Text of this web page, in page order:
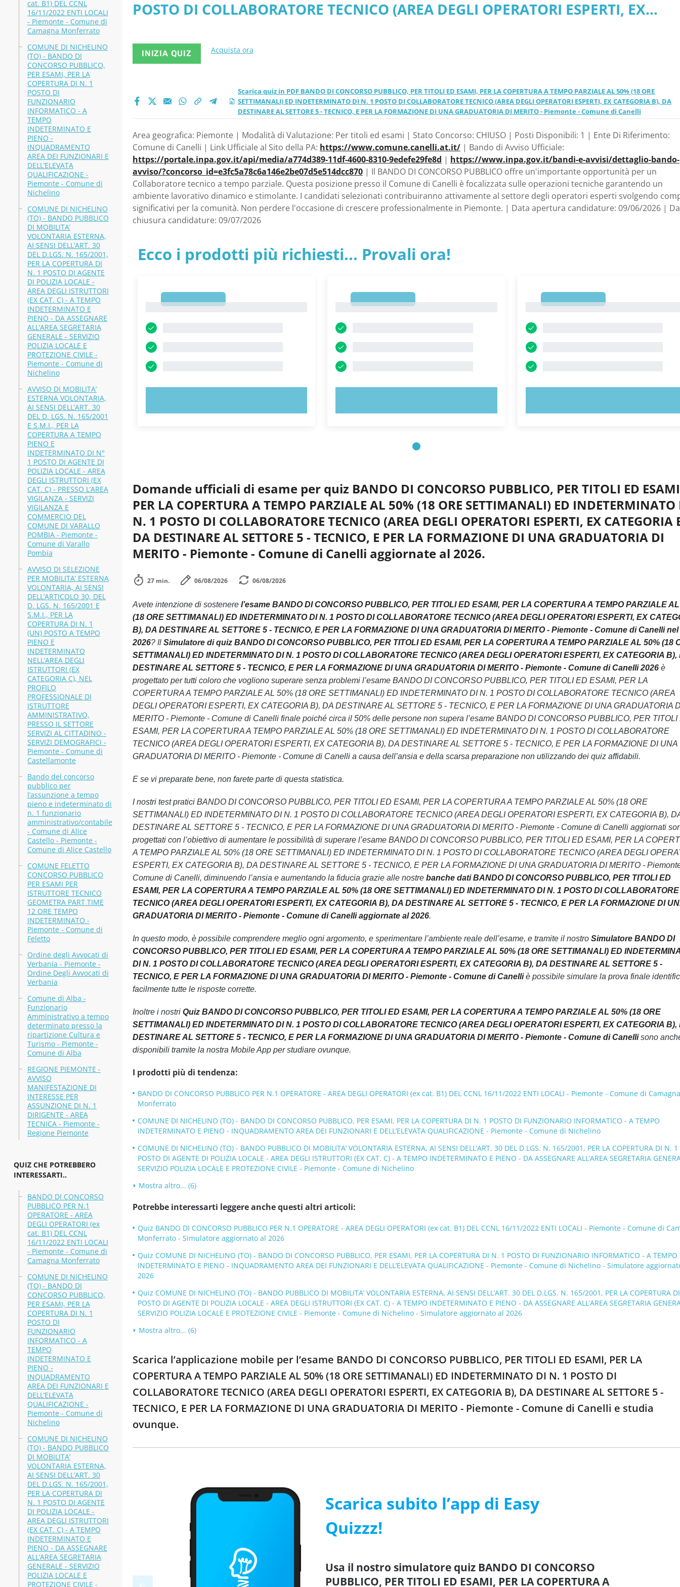
cat. B1) DEL CCNL
16/11/2022 ENTI LOCALI
- Piemonte - Comune di
Camagna Monferrato
COMUNE DI NICHELINO
(TO) - BANDO DI
CONCORSO PUBBLICO,
PER ESAMI, PER LA
COPERTURA DI N. 1
POSTO DI
FUNZIONARIO
INFORMATICO - A
TEMPO
INDETERMINATO E
PIENO -
INQUADRAMENTO
AREA DEI FUNZIONARI E
DELL’ELEVATA
QUALIFICAZIONE -
Piemonte - Comune di
Nichelino
COMUNE DI NICHELINO
(TO) - BANDO PUBBLICO
DI MOBILITA’
VOLONTARIA ESTERNA,
AI SENSI DELL’ART. 30
DEL D.LGS. N. 165/2001,
PER LA COPERTURA DI
N. 1 POSTO DI AGENTE
DI POLIZIA LOCALE -
AREA DEGLI ISTRUTTORI
(EX CAT. C) - A TEMPO
INDETERMINATO E
PIENO - DA ASSEGNARE
ALL’AREA SEGRETARIA
GENERALE - SERVIZIO
POLIZIA LOCALE E
PROTEZIONE CIVILE -
Piemonte - Comune di
Nichelino
AVVISO DI MOBILITA’
ESTERNA VOLONTARIA,
AI SENSI DELL’ART. 30
DEL D. LGS. N. 165/2001
E S.M.I., PER LA
COPERTURA A TEMPO
PIENO E
INDETERMINATO DI N°
1 POSTO DI AGENTE DI
POLIZIA LOCALE - AREA
DEGLI ISTRUTTORI (EX
CAT. C) - PRESSO L’AREA
VIGILANZA - SERVIZI
VIGILANZA E
COMMERCIO DEL
COMUNE DI VARALLO
POMBIA - Piemonte -
Comune di Varallo
Pombia
AVVISO DI SELEZIONE
PER MOBILITA’ ESTERNA
VOLONTARIA, AI SENSI
DELL’ARTICOLO 30, DEL
D. LGS. N. 165/2001 E
S.M.I., PER LA
COPERTURA DI N. 1
(UN) POSTO A TEMPO
PIENO E
INDETERMINATO
NELL’AREA DEGLI
ISTRUTTORI (EX
CATEGORIA C), NEL
PROFILO
PROFESSIONALE DI
ISTRUTTORE
AMMINISTRATIVO,
PRESSO IL SETTORE
SERVIZI AL CITTADINO -
SERVIZI DEMOGRAFICI -
Piemonte - Comune di
Castellamonte
Bando del concorso
pubblico per
l’assunzione a tempo
pieno e indeterminato di
n. 1 funzionario
amministrativo/contabile
- Comune di Alice
Castello - Piemonte -
Comune di Alice Castello
COMUNE FELETTO
CONCORSO PUBBLICO
PER ESAMI PER
ISTRUTTORE TECNICO
GEOMETRA PART TIME
12 ORE TEMPO
INDETERMINATO -
Piemonte - Comune di
Feletto
Ordine degli Avvocati di
Verbania - Piemonte -
Ordine Degli Avvocati di
Verbania
Comune di Alba -
Funzionario
Amministrativo a tempo
determinato presso la
ripartizione Cultura e
Turismo - Piemonte -
Comune di Alba
REGIONE PIEMONTE -
AVVISO
MANIFESTAZIONE DI
INTERESSE PER
ASSUNZIONE DI N. 1
DIRIGENTE - AREA
TECNICA - Piemonte -
Regione Piemonte
QUIZ CHE POTREBBERO
INTERESSARTI..
BANDO DI CONCORSO
PUBBLICO PER N.1
OPERATORE - AREA
DEGLI OPERATORI (ex
cat. B1) DEL CCNL
16/11/2022 ENTI LOCALI
- Piemonte - Comune di
Camagna Monferrato
COMUNE DI NICHELINO
(TO) - BANDO DI
CONCORSO PUBBLICO,
PER ESAMI, PER LA
COPERTURA DI N. 1
POSTO DI
FUNZIONARIO
INFORMATICO - A
TEMPO
INDETERMINATO E
PIENO -
INQUADRAMENTO
AREA DEI FUNZIONARI E
DELL’ELEVATA
QUALIFICAZIONE -
Piemonte - Comune di
Nichelino
COMUNE DI NICHELINO
(TO) - BANDO PUBBLICO
DI MOBILITA’
VOLONTARIA ESTERNA,
AI SENSI DELL’ART. 30
DEL D.LGS. N. 165/2001,
PER LA COPERTURA DI
N. 1 POSTO DI AGENTE
DI POLIZIA LOCALE -
AREA DEGLI ISTRUTTORI
(EX CAT. C) - A TEMPO
INDETERMINATO E
PIENO - DA ASSEGNARE
ALL’AREA SEGRETARIA
GENERALE - SERVIZIO
POLIZIA LOCALE E
PROTEZIONE CIVILE -
DA DESTINARE AL SETTORE 5 - TECNICO, E PER LA
DI UNA GRADUATORIA DI MERITO - Piemonte - Comune di
Canelli
POSTO DI COLLABORATORE TECNICO (AREA DEGLI OPERATORI ESPERTI, EX
UNA GRADUATORIA DI MERITO - Piemonte - Comune di Canelli
INIZIA QUIZ Acquista ora
Scarica quiz in PDF BANDO DI CONCORSO PUBBLICO, PER TITOLI ED ESAMI, PER LA COPERTURA A TEMPO PARZIALE AL 50% (18 ORE
SETTIMANALI) ED INDETERMINATO DI N. 1 POSTO DI COLLABORATORE TECNICO (AREA DEGLI OPERATORI ESPERTI, EX CATEGORIA B), DA
DESTINARE AL SETTORE 5 - TECNICO, E PER LA FORMAZIONE DI UNA GRADUATORIA DI MERITO - Piemonte - Comune di Canelli
Area geografica: Piemonte | Modalità di Valutazione: Per titoli ed esami | Stato Concorso: CHIUSO | Posti Disponibili: 1 | Ente Di Riferimento:
Comune di Canelli | Link Ufficiale al Sito della PA: https://www.comune.canelli.at.it/| Bando di Avviso Ufficiale:
https://portale.inpa.gov.it/api/media/a774d389-11df-4600-8310-9edefe29fe8d | https://www.inpa.gov.it/bandi-e-avvisi/dettaglio-bando-
avviso/?concorso_id=e3fc5a78c6a146e2be07d5e514dcc870| Il BANDO DI CONCORSO PUBBLICO offre un'importante opportunità per un
Collaboratore tecnico a tempo parziale. Questa posizione presso il Comune di Canelli è focalizzata sulle operazioni tecniche garantendo un
ambiente lavorativo dinamico e stimolante. I candidati selezionati contribuiranno attivamente al settore degli operatori esperti svolgendo
significativi per la comunità. Non perdere l'occasione di crescere professionalmente in Piemonte. | Data apertura candidature: 09/06/2026 |
chiusura candidature: 09/07/2026
Ecco i prodotti più richiesti... Provali ora!
Domande ufficiali di esame per quiz BANDO DI CONCORSO PUBBLICO, PER TITOLI ED
PER LA COPERTURA A TEMPO PARZIALE AL 50% (18 ORE SETTIMANALI) ED INDETERMINATO
N. 1 POSTO DI COLLABORATORE TECNICO (AREA DEGLI OPERATORI ESPERTI, EX CATEGORIA
DA DESTINARE AL SETTORE 5 - TECNICO, E PER LA FORMAZIONE DI UNA GRADUATORIA DI
MERITO - Piemonte - Comune di Canelli aggiornate al 2026.
27 min. 06/08/2026 06/08/2026
Avete intenzione di sostenere l’esame BANDO DI CONCORSO PUBBLICO, PER TITOLI ED ESAMI, PER LA COPERTURA A TEMPO PARZIALE
(18 ORE SETTIMANALI) ED INDETERMINATO DI N. 1 POSTO DI COLLABORATORE TECNICO (AREA DEGLI OPERATORI ESPERTI, EX
B), DA DESTINARE AL SETTORE 5 - TECNICO, E PER LA FORMAZIONE DI UNA GRADUATORIA DI MERITO - Piemonte - Comune di Canelli nel
2026? Il Simulatore di quiz BANDO DI CONCORSO PUBBLICO, PER TITOLI ED ESAMI, PER LA COPERTURA A TEMPO PARZIALE AL 50% (18
SETTIMANALI) ED INDETERMINATO DI N. 1 POSTO DI COLLABORATORE TECNICO (AREA DEGLI OPERATORI ESPERTI, EX CATEGORIA B),
DESTINARE AL SETTORE 5 - TECNICO, E PER LA FORMAZIONE DI UNA GRADUATORIA DI MERITO - Piemonte - Comune di Canelli 2026è
progettato per tutti coloro che vogliono superare senza problemi l’esame BANDO DI CONCORSO PUBBLICO, PER TITOLI ED ESAMI, PER LA
COPERTURA A TEMPO PARZIALE AL 50% (18 ORE SETTIMANALI) ED INDETERMINATO DI N. 1 POSTO DI COLLABORATORE TECNICO (AREA
DEGLI OPERATORI ESPERTI, EX CATEGORIA B), DA DESTINARE AL SETTORE 5 - TECNICO, E PER LA FORMAZIONE DI UNA GRADUATORIA
MERITO - Piemonte - Comune di Canelli finale poiché circa il 50% delle persone non supera l’esame BANDO DI CONCORSO PUBBLICO, PER TITOLI
ESAMI, PER LA COPERTURA A TEMPO PARZIALE AL 50% (18 ORE SETTIMANALI) ED INDETERMINATO DI N. 1 POSTO DI COLLABORATORE
TECNICO (AREA DEGLI OPERATORI ESPERTI, EX CATEGORIA B), DA DESTINARE AL SETTORE 5 - TECNICO, E PER LA FORMAZIONE DI UNA
GRADUATORIA DI MERITO - Piemonte - Comune di Canelli a causa dell’ansia e della scarsa preparazione non utilizzando dei quiz affidabili.
E se vi preparate bene, non farete parte di questa statistica.
I nostri test pratici BANDO DI CONCORSO PUBBLICO, PER TITOLI ED ESAMI, PER LA COPERTURA A TEMPO PARZIALE AL 50% (18 ORE
SETTIMANALI) ED INDETERMINATO DI N. 1 POSTO DI COLLABORATORE TECNICO (AREA DEGLI OPERATORI ESPERTI, EX CATEGORIA B),
DESTINARE AL SETTORE 5 - TECNICO, E PER LA FORMAZIONE DI UNA GRADUATORIA DI MERITO - Piemonte - Comune di Canelli aggiornati
progettati con l’obiettivo di aumentare le possibilità di superare l’esame BANDO DI CONCORSO PUBBLICO, PER TITOLI ED ESAMI, PER LA
A TEMPO PARZIALE AL 50% (18 ORE SETTIMANALI) ED INDETERMINATO DI N. 1 POSTO DI COLLABORATORE TECNICO (AREA DEGLI
ESPERTI, EX CATEGORIA B), DA DESTINARE AL SETTORE 5 - TECNICO, E PER LA FORMAZIONE DI UNA GRADUATORIA DI MERITO -
Comune di Canelli, diminuendo l’ansia e aumentando la fiducia grazie alle nostre banche dati BANDO DI CONCORSO PUBBLICO, PER TITOLI ED
ESAMI, PER LA COPERTURA A TEMPO PARZIALE AL 50% (18 ORE SETTIMANALI) ED INDETERMINATO DI N. 1 POSTO DI COLLABORATORE
TECNICO (AREA DEGLI OPERATORI ESPERTI, EX CATEGORIA B), DA DESTINARE AL SETTORE 5 - TECNICO, E PER LA FORMAZIONE DI
GRADUATORIA DI MERITO - Piemonte - Comune di Canelli aggiornate al 2026.
In questo modo, è possibile comprendere meglio ogni argomento, e sperimentare l’ambiente reale dell’esame, e tramite il nostro Simulatore BANDO DI
CONCORSO PUBBLICO, PER TITOLI ED ESAMI, PER LA COPERTURA A TEMPO PARZIALE AL 50% (18 ORE SETTIMANALI) ED
DI N. 1 POSTO DI COLLABORATORE TECNICO (AREA DEGLI OPERATORI ESPERTI, EX CATEGORIA B), DA DESTINARE AL SETTORE 5 -
TECNICO, E PER LA FORMAZIONE DI UNA GRADUATORIA DI MERITO - Piemonte - Comune di Canelliè possibile simulare la prova finale
facilmente tutte le risposte corrette.
Inoltre i nostri Quiz BANDO DI CONCORSO PUBBLICO, PER TITOLI ED ESAMI, PER LA COPERTURA A TEMPO PARZIALE AL 50% (18 ORE
SETTIMANALI) ED INDETERMINATO DI N. 1 POSTO DI COLLABORATORE TECNICO (AREA DEGLI OPERATORI ESPERTI, EX CATEGORIA B),
DESTINARE AL SETTORE 5 - TECNICO, E PER LA FORMAZIONE DI UNA GRADUATORIA DI MERITO - Piemonte - Comune di Canellisono
disponibili tramite la nostra Mobile App per studiare ovunque.
I prodotti più di tendenza:
BANDO DI CONCORSO PUBBLICO PER N.1 OPERATORE - AREA DEGLI OPERATORI (ex cat. B1) DEL CCNL 16/11/2022 ENTI LOCALI - Piemonte - Comune di Camagna
Monferrato
COMUNE DI NICHELINO (TO) - BANDO DI CONCORSO PUBBLICO, PER ESAMI, PER LA COPERTURA DI N. 1 POSTO DI FUNZIONARIO INFORMATICO - A TEMPO
INDETERMINATO E PIENO - INQUADRAMENTO AREA DEI FUNZIONARI E DELL’ELEVATA QUALIFICAZIONE - Piemonte - Comune di Nichelino
COMUNE DI NICHELINO (TO) - BANDO PUBBLICO DI MOBILITA’ VOLONTARIA ESTERNA, AI SENSI DELL’ART. 30 DEL D.LGS. N. 165/2001, PER LA COPERTURA DI N. 1
POSTO DI AGENTE DI POLIZIA LOCALE - AREA DEGLI ISTRUTTORI (EX CAT. C) - A TEMPO INDETERMINATO E PIENO - DA ASSEGNARE ALL’AREA SEGRETARIA
SERVIZIO POLIZIA LOCALE E PROTEZIONE CIVILE - Piemonte - Comune di Nichelino
Mostra altro... (6)
Potrebbe interessarti leggere anche questi altri articoli:
Quiz BANDO DI CONCORSO PUBBLICO PER N.1 OPERATORE - AREA DEGLI OPERATORI (ex cat. B1) DEL CCNL 16/11/2022 ENTI LOCALI - Piemonte - Comune di
Monferrato - Simulatore aggiornato al 2026
Quiz COMUNE DI NICHELINO (TO) - BANDO DI CONCORSO PUBBLICO, PER ESAMI, PER LA COPERTURA DI N. 1 POSTO DI FUNZIONARIO INFORMATICO - A TEMPO
INDETERMINATO E PIENO - INQUADRAMENTO AREA DEI FUNZIONARI E DELL’ELEVATA QUALIFICAZIONE - Piemonte - Comune di Nichelino - Simulatore
2026
Quiz COMUNE DI NICHELINO (TO) - BANDO PUBBLICO DI MOBILITA’ VOLONTARIA ESTERNA, AI SENSI DELL’ART. 30 DEL D.LGS. N. 165/2001, PER LA COPERTURA
POSTO DI AGENTE DI POLIZIA LOCALE - AREA DEGLI ISTRUTTORI (EX CAT. C) - A TEMPO INDETERMINATO E PIENO - DA ASSEGNARE ALL’AREA SEGRETARIA
SERVIZIO POLIZIA LOCALE E PROTEZIONE CIVILE - Piemonte - Comune di Nichelino - Simulatore aggiornato al 2026
Mostra altro... (6)
Scarica l’applicazione mobile per l’esame BANDO DI CONCORSO PUBBLICO, PER TITOLI ED ESAMI, PER LA
COPERTURA A TEMPO PARZIALE AL 50% (18 ORE SETTIMANALI) ED INDETERMINATO DI N. 1 POSTO DI
COLLABORATORE TECNICO (AREA DEGLI OPERATORI ESPERTI, EX CATEGORIA B), DA DESTINARE AL SETTORE 5 -
TECNICO, E PER LA FORMAZIONE DI UNA GRADUATORIA DI MERITO - Piemonte - Comune di Canelli e studia
ovunque.
Scarica subito l’app di Easy
Quizzz!
Usa il nostro simulatore quiz BANDO DI CONCORSO
PUBBLICO, PER TITOLI ED ESAMI, PER LA COPERTURA A